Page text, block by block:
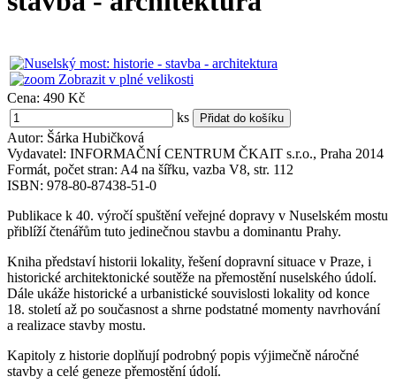
Zobrazit v plné velikosti
Cena: 490 Kč
ks
Autor: Šárka Hubičková
Vydavatel: INFORMAČNÍ CENTRUM ČKAIT s.r.o., Praha 2014
Formát, počet stran: A4 na šířku, vazba V8, str. 112
ISBN: 978-80-87438-51-0
Publikace k 40. výročí spuštění veřejné dopravy v Nuselském mostu
přiblíží čtenářům tuto jedinečnou stavbu a dominantu Prahy.
Kniha představí historii lokality, řešení dopravní situace v Praze, i
historické architektonické soutěže na přemostění nuselského údolí.
Dále ukáže historické a urbanistické souvislosti lokality od konce
18. století až po současnost a shrne podstatné momenty navrhování
a realizace stavby mostu.
Kapitoly z historie doplňují podrobný popis výjimečně náročné
stavby a celé geneze přemostění údolí.